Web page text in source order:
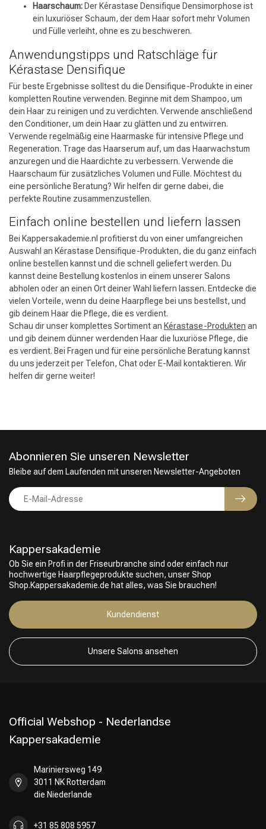
Haarschaum: Der Kérastase Densifique Densimorphose ist
ein luxuriöser Schaum, der dem Haar sofort mehr Volumen
und Fülle verleiht, ohne es zu beschweren.
Anwendungstipps und Ratschläge für
Kérastase Densifique
Für beste Ergebnisse solltest du die Densifique-Produkte in einer
kompletten Routine verwenden. Beginne mit dem Shampoo, um
dein Haar zu reinigen und zu verdichten. Verwende anschließend
den Conditioner, um dein Haar zu glätten und zu entwirren.
Verwende regelmäßig eine Haarmaske für intensive Pflege und
Regeneration. Trage das Haarserum auf, um das Haarwachstum
anzuregen und die Haardichte zu verbessern. Verwende die
Haarschaum für zusätzliches Volumen und Fülle. Möchtest du
eine persönliche Beratung? Wir helfen dir gerne dabei, die
perfekte Routine zusammenzustellen.
Einfach online bestellen und liefern lassen
Bei Kappersakademie.nl profitierst du von einer umfangreichen
Auswahl an Kérastase Densifique-Produkten, die du ganz einfach
online bestellen kannst und die schnell geliefert werden. Du
kannst deine Bestellung kostenlos in einem unserer Salons
abholen oder an einen Ort deiner Wahl liefern lassen. Entdecke die
vielen Vorteile, wenn du deine Haarpflege bei uns bestellst, und
gib deinem Haar die Pflege, die es verdient.
Schau dir unser komplettes Sortiment an Kérastase-Produkten an
und gib deinem dünner werdenden Haar die luxuriöse Pflege, die
es verdient. Bei Fragen und für eine persönliche Beratung kannst
du uns jederzeit per Telefon, Chat oder E-Mail kontaktieren. Wir
helfen dir gerne weiter!
Kappersakademie
Ob Sie ein Profi in der Friseurbranche sind oder einfach nur
hochwertige Haarpflegeprodukte suchen, unser Shop
Shop.Kappersakademie.de hat alles, was Sie brauchen!
Kundendienst
Unsere Salons ansehen
Abonnieren Sie unseren Newsletter
Bleibe auf dem Laufenden mit unseren Newsletter-Angeboten
Official Webshop - Nederlandse
Kappersakademie
Mariniersweg 149
3011 NK Rotterdam
die Niederlande
+31 85 808 5957